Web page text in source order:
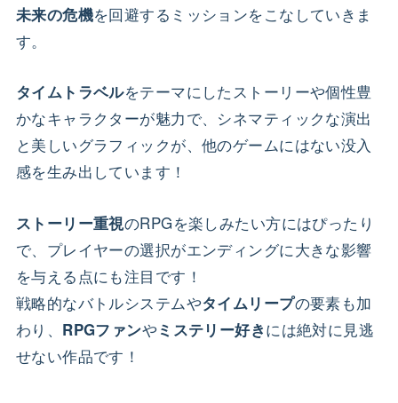
未来の危機を回避するミッションをこなしていきま
す。
タイムトラベルをテーマにしたストーリーや個性豊
かなキャラクターが魅力で、シネマティックな演出
と美しいグラフィックが、他のゲームにはない没入
感を生み出しています！
ストーリー重視のRPGを楽しみたい方にはぴったり
で、プレイヤーの選択がエンディングに大きな影響
を与える点にも注目です！
戦略的なバトルシステムやタイムリープの要素も加
わり、 RPGファンやミステリー好きには絶対に見逃
せない作品です！